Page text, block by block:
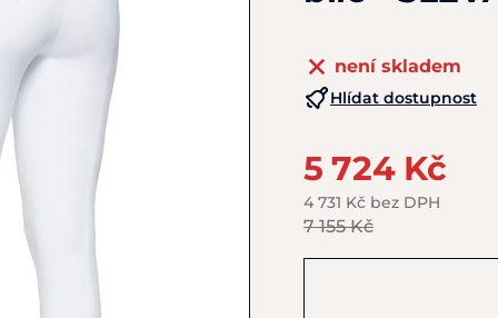
není skladem
Hlídat dostupnost
5 724 Kč
4 731 Kč bez DPH
7 155 Kč